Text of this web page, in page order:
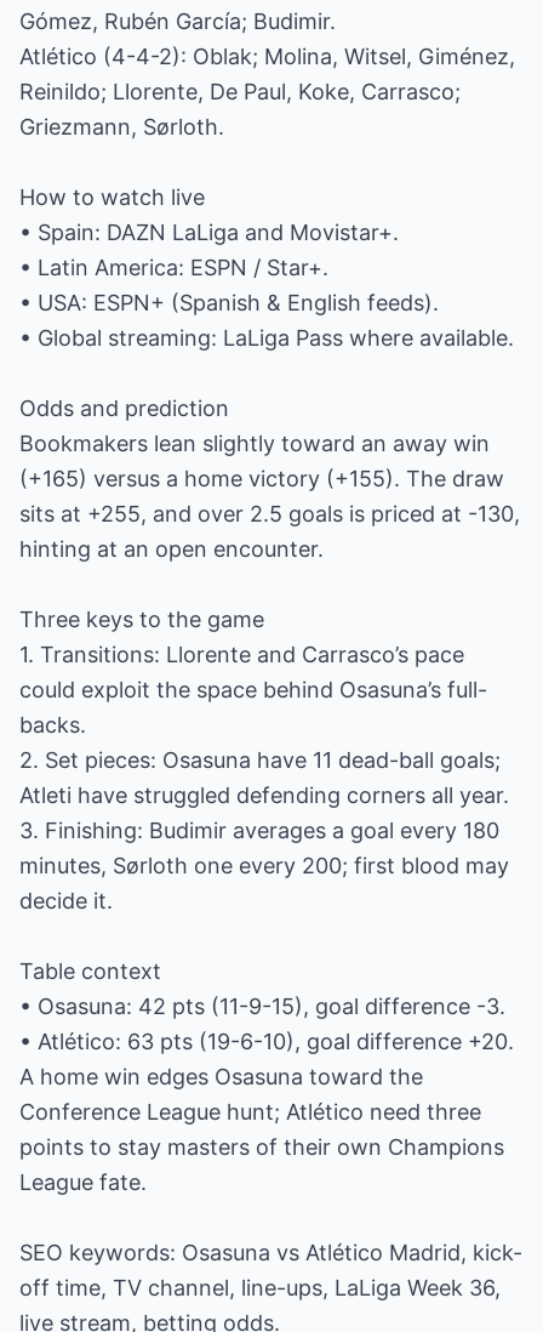
Gómez, Rubén García; Budimir.
Atlético (4-4-2): Oblak; Molina, Witsel, Giménez,
Reinildo; Llorente, De Paul, Koke, Carrasco;
Griezmann, Sørloth.
How to watch live
• Spain: DAZN LaLiga and Movistar+.
• Latin America: ESPN / Star+.
• USA: ESPN+ (Spanish & English feeds).
• Global streaming: LaLiga Pass where available.
Odds and prediction
Bookmakers lean slightly toward an away win
(+165) versus a home victory (+155). The draw
sits at +255, and over 2.5 goals is priced at -130,
hinting at an open encounter.
Three keys to the game
1. Transitions: Llorente and Carrasco’s pace
could exploit the space behind Osasuna’s full-
backs.
2. Set pieces: Osasuna have 11 dead-ball goals;
Atleti have struggled defending corners all year.
3. Finishing: Budimir averages a goal every 180
minutes, Sørloth one every 200; first blood may
decide it.
Table context
• Osasuna: 42 pts (11-9-15), goal difference -3.
• Atlético: 63 pts (19-6-10), goal difference +20.
A home win edges Osasuna toward the
Conference League hunt; Atlético need three
points to stay masters of their own Champions
League fate.
SEO keywords: Osasuna vs Atlético Madrid, kick-
off time, TV channel, line-ups, LaLiga Week 36,
live stream, betting odds.